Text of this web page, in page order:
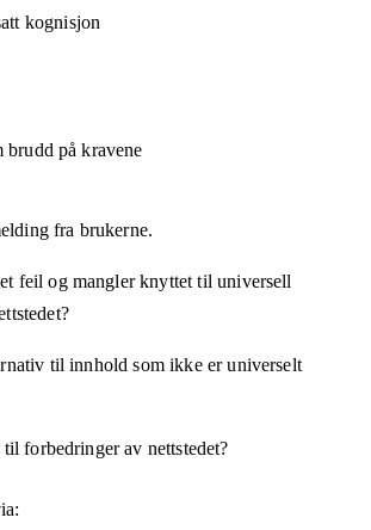
kognisjon
på kravene
fra brukerne.
feil og mangler knyttet til universell
til innhold som ikke er universelt
forbedringer av nettstedet?